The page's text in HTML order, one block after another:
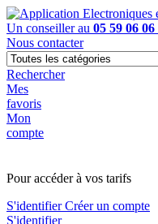
Un conseiller au 05 59 06 06
Nous contacter
Rechercher
Mes
favoris
Mon
compte
Pour accéder à vos tarifs
S'identifierCréer un compte
S'identifier